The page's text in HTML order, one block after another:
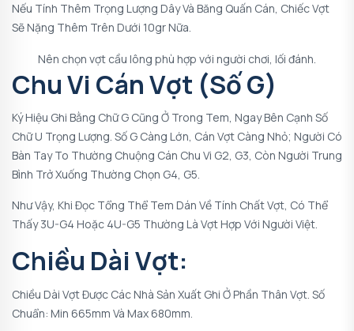
Nếu Tính Thêm Trọng Lượng Dây Và Băng Quấn Cán, Chiếc Vợt
Sẽ Nặng Thêm Trên Dưới 10gr Nữa.
Nên chọn vợt cầu lông phù hợp với người chơi, lối đánh.
Chu Vi Cán Vợt (số G)
Ký Hiệu Ghi Bằng Chữ G Cũng Ở Trong Tem, Ngay Bên Cạnh Số
Chữ U Trọng Lượng. Số G Càng Lớn, Cán Vợt Càng Nhỏ; Người Có
Bàn Tay To Thường Chuộng Cán Chu Vi G2, G3, Còn Người Trung
Bình Trở Xuống Thường Chọn G4, G5.
Như Vậy, Khi Đọc Tổng Thể Tem Dán Về Tính Chất Vợt, Có Thể
Thấy 3U-G4 Hoặc 4U-G5 Thường Là Vợt Hợp Với Người Việt.
Chiều Dài Vợt:
Chiều Dài Vợt Được Các Nhà Sản Xuất Ghi Ở Phần Thân Vợt. Số
Chuẩn: Min 665mm Và Max 680mm.